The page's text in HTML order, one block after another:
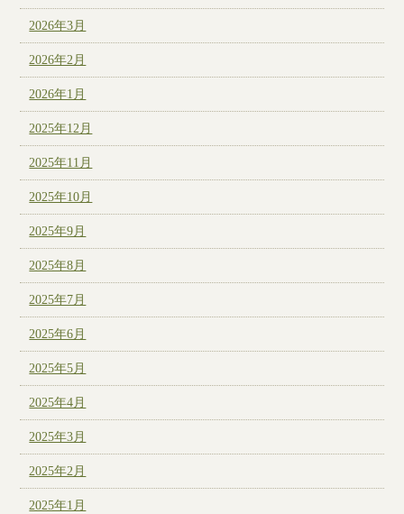
2026年3月
2026年2月
2026年1月
2025年12月
2025年11月
2025年10月
2025年9月
2025年8月
2025年7月
2025年6月
2025年5月
2025年4月
2025年3月
2025年2月
2025年1月